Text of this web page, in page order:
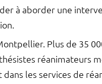
à aborder une
Plus de 35
réanimateurs
les services de